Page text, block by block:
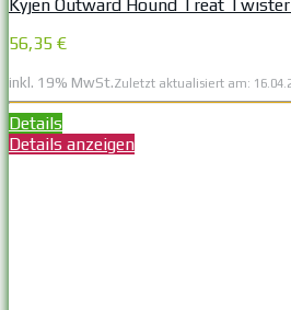
Kyjen Outward Hound Treat
56,35 €
inkl. 19% MwSt.Zuletzt aktualisiert am:
Details
Details anzeigen